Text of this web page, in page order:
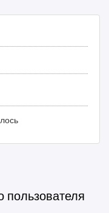
пользователя